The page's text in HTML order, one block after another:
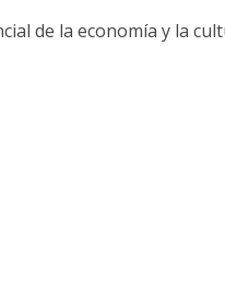
de la economía y la